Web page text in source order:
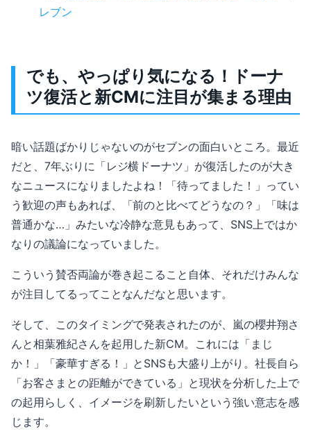
レブン
でも、やっぱり気になる！ドーナ
ツ復活と新CMに注目が集まる理由
暗い話題ばかりじゃないのがセブンの面白いところ。最近
だと、7年ぶりに「レジ横ドーナツ」が復活したのが大き
なニュースになりましたよね！「待ってました！」ってい
う歓迎の声もあれば、「前のと比べてどうなの？」「味は
普通かな…」みたいな冷静な意見もあって、SNS上ではか
なりの議論になっていました。
こういう賛否両論が巻き起こること自体、それだけみんな
が注目してるってことなんだなと思います。
そして、このタイミングで発表されたのが、嵐の櫻井翔さ
んと相葉雅紀さんを起用した新CM。これには「まじ
か！」「豪華すぎる！」とSNSも大盛り上がり。社長自ら
「お客さまとの距離ができている」と現状を分析した上で
の起用らしく、イメージを刷新したいという強い意志を感
じます。